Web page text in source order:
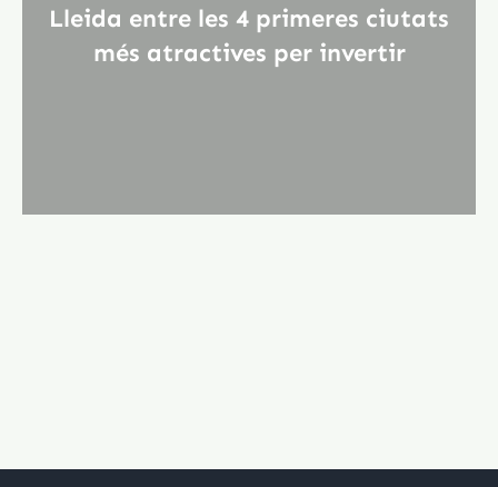
Lleida entre les 4 primeres ciutats
més atractives per invertir